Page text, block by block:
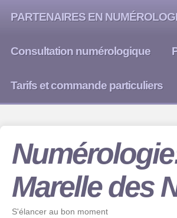
PARTENAIRES EN
Consultation numérologique
Tarifs et commande particuliers
Marelle des
S'élancer au bon moment